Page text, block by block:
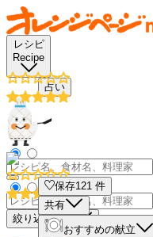
レシピ
Recipe
占い
絞り込み検索
保存121 件
共有
おすすめの献立